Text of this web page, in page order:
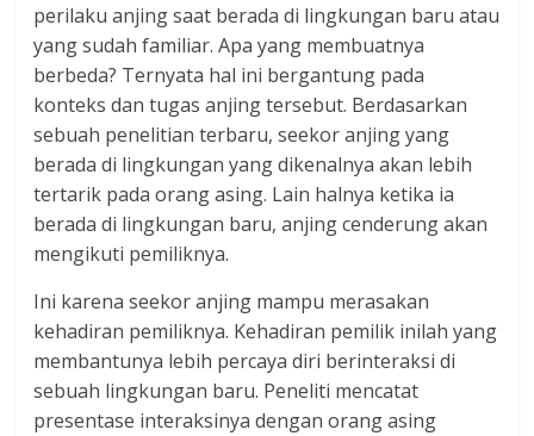
perilaku anjing saat berada di lingkungan baru atau
yang sudah familiar. Apa yang membuatnya
berbeda? Ternyata hal ini bergantung pada
konteks dan tugas anjing tersebut. Berdasarkan
sebuah penelitian terbaru, seekor anjing yang
berada di lingkungan yang dikenalnya akan lebih
tertarik pada orang asing. Lain halnya ketika ia
berada di lingkungan baru, anjing cenderung akan
mengikuti pemiliknya.
Ini karena seekor anjing mampu merasakan
kehadiran pemiliknya. Kehadiran pemilik inilah yang
membantunya lebih percaya diri berinteraksi di
sebuah lingkungan baru. Peneliti mencatat
presentase interaksinya dengan orang asing